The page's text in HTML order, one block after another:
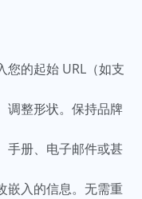
您的起始 URL（如支
调整形状。保持品牌
手册、电子邮件或甚
嵌入的信息。无需重